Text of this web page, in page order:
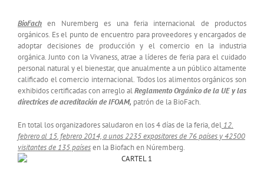
BioFach en Nuremberg es una feria internacional de productos
orgánicos. Es el punto de encuentro para proveedores y encargados de
adoptar decisiones de producción y el comercio en la industria
orgánica. Junto con la Vivaness, atrae a líderes de feria para el cuidado
personal natural y el bienestar, que anualmente a un público altamente
calificado el comercio internacional. Todos los alimentos orgánicos son
exhibidos certificadas con arreglo alReglamento Orgánico de la UE y las
directrices de acreditación de IFOAM, patrón de la BioFach.
En total los organizadores saludaron en los 4 días de la feria, del 12.
febrero al 15. febrero 2014, a unos 2235 expositores de 76 países y 42500
visitantes de 135 paísesen la Biofach en Núremberg.